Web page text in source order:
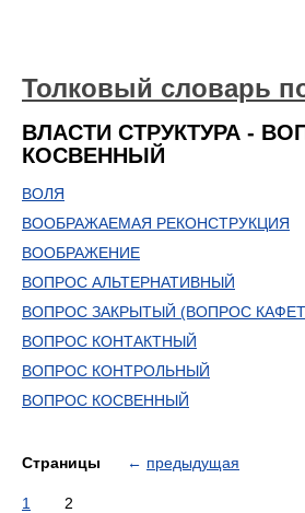
Толковый словарь
ВЛАСТИ СТРУКТУРА -
КОСВЕННЫЙ
ВОЛЯ
ВООБРАЖАЕМАЯ РЕКОНСТРУКЦИЯ
ВООБРАЖЕНИЕ
ВОПРОС АЛЬТЕРНАТИВНЫЙ
ВОПРОС ЗАКРЫТЫЙ (ВОПРОС
ВОПРОС КОНТАКТНЫЙ
ВОПРОС КОНТРОЛЬНЫЙ
ВОПРОС КОСВЕННЫЙ
Страницы ← предыдущая
1 2